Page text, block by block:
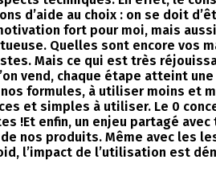
d’aide au choix : on se doit
fort pour moi, mais
Quelles sont encore vos
Mais ce qui est très
vend, chaque étape atteint
formules, à utiliser moins et
et simples à utiliser. Le 0
!Et enfin, un enjeu partagé
nos produits. Même avec les
l’impact de l’utilisation est